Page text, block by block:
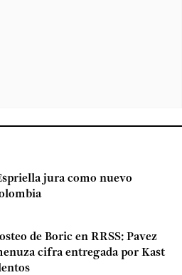
jura como nuevo
de Boric en RRSS: Pavez
cifra entregada por Kast